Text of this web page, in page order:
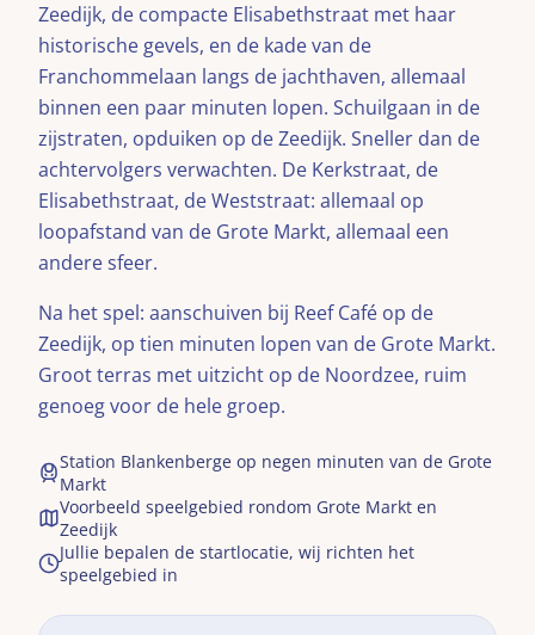
Zeedijk, de compacte Elisabethstraat met haar
historische gevels, en de kade van de
Franchommelaan langs de jachthaven, allemaal
binnen een paar minuten lopen. Schuilgaan in de
zijstraten, opduiken op de Zeedijk. Sneller dan de
achtervolgers verwachten. De Kerkstraat, de
Elisabethstraat, de Weststraat: allemaal op
loopafstand van de Grote Markt, allemaal een
andere sfeer.
Na het spel: aanschuiven bij Reef Café op de
Zeedijk, op tien minuten lopen van de Grote Markt.
Groot terras met uitzicht op de Noordzee, ruim
genoeg voor de hele groep.
Station Blankenberge op negen minuten van de Grote
Markt
Voorbeeld speelgebied rondom Grote Markt en
Zeedijk
Jullie bepalen de startlocatie, wij richten het
speelgebied in